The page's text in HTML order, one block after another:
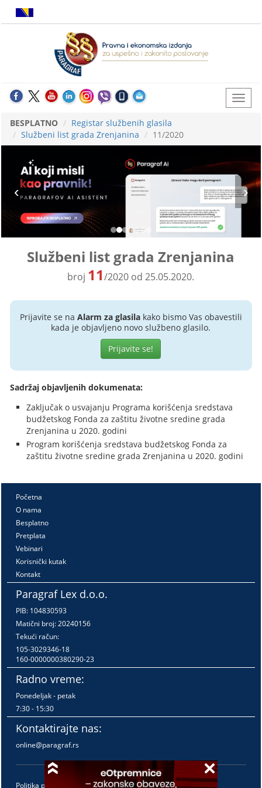
BESPLATNO
Registar službenih glasila
Službeni list grada Zrenjanina
11/2020
Službeni list grada Zrenjanina
broj 11/2020 od 25.05.2020.
Prijavite se na Alarm za glasilakako bismo Vas obavestili
kada je objavljeno novo službeno glasilo.
Prijavite se!
Sadržaj objavljenih dokumenata:
Zaključak o usvajanju Programa korišćenja sredstava
budžetskog Fonda za zaštitu životne sredine grada
Zrenjanina u 2020. godini
Program korišćenja sredstava budžetskog Fonda za
zaštitu životne sredine grada Zrenjanina u 2020. godini
Početna
O nama
Besplatno
Pretplata
Vebinari
Korisnički kutak
Kontakt
Paragraf Lex d.o.o.
PIB: 104830593
Matični broj: 20240156
Tekući račun:
105-3029346-18
160-0000000380290-23
Radno vreme:
Ponedeljak - petak
7:30 - 15:30
Kontaktirajte nas:
online@paragraf.rs
Politika privatnosti